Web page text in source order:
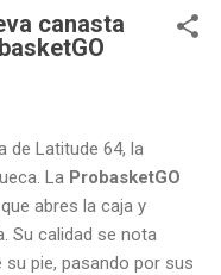
canasta
de Latitude 64, la
La ProbasketGO
abres la caja y
Su calidad se nota
pie, pasando por sus